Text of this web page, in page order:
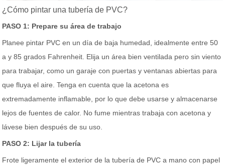
¿Cómo pintar una tubería de PVC?
PASO 1: Prepare su área de trabajo
Planee pintar PVC en un día de baja humedad, idealmente entre 50
a y 85 grados Fahrenheit. Elija un área bien ventilada pero sin viento
para trabajar, como un garaje con puertas y ventanas abiertas para
que fluya el aire. Tenga en cuenta que la acetona es
extremadamente inflamable, por lo que debe usarse y almacenarse
lejos de fuentes de calor. No fume mientras trabaja con acetona y
lávese bien después de su uso.
PASO 2: Lijar la tubería
Frote ligeramente el exterior de la tubería de PVC a mano con papel